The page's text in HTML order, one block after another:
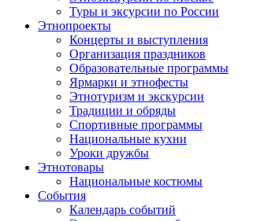
Туры и эксурсии по России
Этнопроекты
Концерты и выступления
Организация праздников
Образовательные программы
Ярмарки и этнофесты
Этнотуризм и экскурсии
Традиции и обряды
Спортивные программы
Национальные кухни
Уроки дружбы
Этнотовары
Национальные костюмы
События
Календарь событий